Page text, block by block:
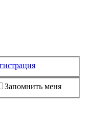
Запомнить меня